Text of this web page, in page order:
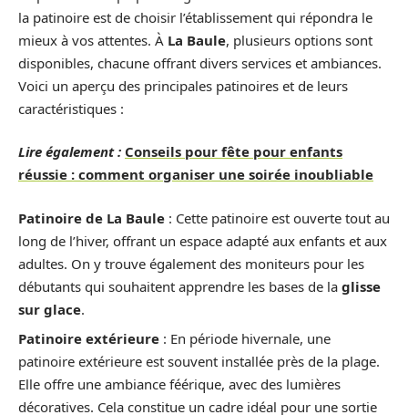
la patinoire est de choisir l’établissement qui répondra le
mieux à vos attentes. À La Baule, plusieurs options sont
disponibles, chacune offrant divers services et ambiances.
Voici un aperçu des principales patinoires et de leurs
caractéristiques :
Lire également : Conseils pour fête pour enfants
réussie : comment organiser une soirée inoubliable
Patinoire de La Baule : Cette patinoire est ouverte tout au
long de l’hiver, offrant un espace adapté aux enfants et aux
adultes. On y trouve également des moniteurs pour les
débutants qui souhaitent apprendre les bases de la glisse
sur glace.
Patinoire extérieure : En période hivernale, une
patinoire extérieure est souvent installée près de la plage.
Elle offre une ambiance féérique, avec des lumières
décoratives. Cela constitue un cadre idéal pour une sortie